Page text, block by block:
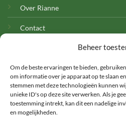
Beheer
Om de beste ervaringen te bieden,
om informatie over je apparaat op te slaan
stemmen met deze technologieën kunnen
unieke ID's op deze site verwerken. Als je
toestemming intrekt, kan dit een nadelige
en mogelijkheden.
Over Rianne
Contact